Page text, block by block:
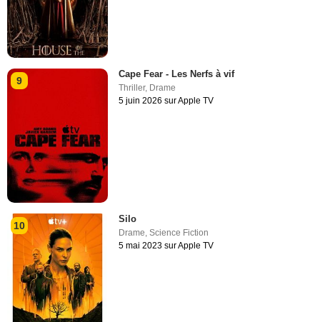
9
Cape Fear - Les Nerfs à vif
Thriller, Drame
5 juin 2026 sur Apple TV
10
Silo
Drame,Science Fiction
5 mai 2023 sur Apple TV